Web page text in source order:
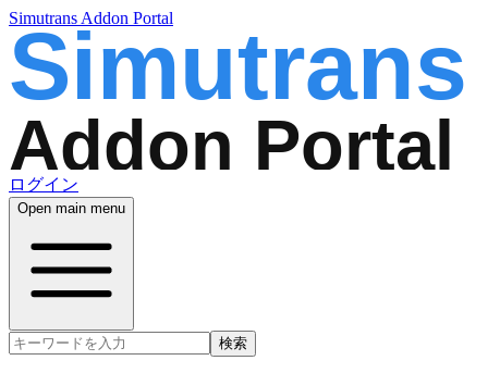
Simutrans Addon Portal
ログイン
Open main menu
検索